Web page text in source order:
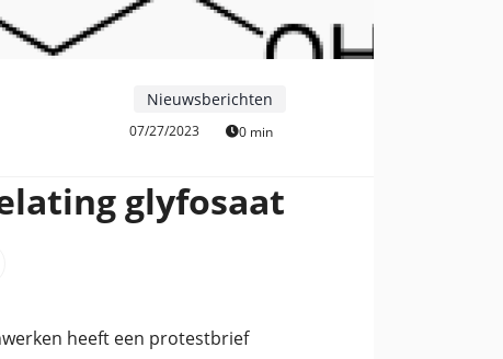
Nieuwsberichten
07/27/2023 0 min
glyfosaat
heeft een protestbrief